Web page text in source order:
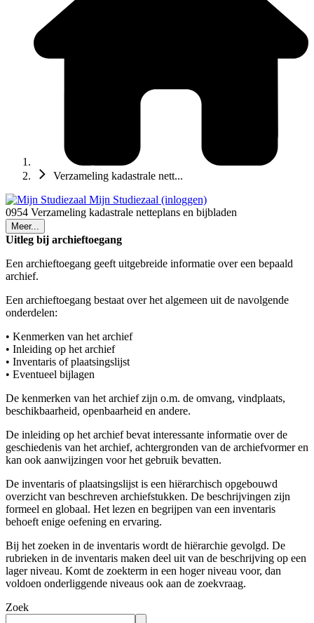
Verzameling kadastrale nett...
Mijn Studiezaal (inloggen)
0954 Verzameling kadastrale netteplans en bijbladen
Meer...
Uitleg bij archieftoegang
Een archieftoegang geeft uitgebreide informatie over een bepaald
archief.
Een archieftoegang bestaat over het algemeen uit de navolgende
onderdelen:
• Kenmerken van het archief
• Inleiding op het archief
• Inventaris of plaatsingslijst
• Eventueel bijlagen
De kenmerken van het archief zijn o.m. de omvang, vindplaats,
beschikbaarheid, openbaarheid en andere.
De inleiding op het archief bevat interessante informatie over de
geschiedenis van het archief, achtergronden van de archiefvormer en
kan ook aanwijzingen voor het gebruik bevatten.
De inventaris of plaatsingslijst is een hiërarchisch opgebouwd
overzicht van beschreven archiefstukken. De beschrijvingen zijn
formeel en globaal. Het lezen en begrijpen van een inventaris
behoeft enige oefening en ervaring.
Bij het zoeken in de inventaris wordt de hiërarchie gevolgd. De
rubrieken in de inventaris maken deel uit van de beschrijving op een
lager niveau. Komt de zoekterm in een hoger niveau voor, dan
voldoen onderliggende niveaus ook aan de zoekvraag.
Zoek